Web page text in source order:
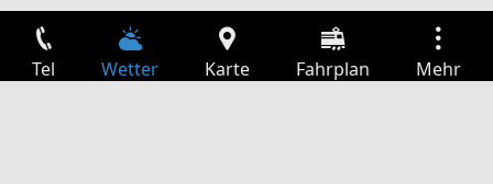
Tel Wetter Karte Fahrplan Mehr